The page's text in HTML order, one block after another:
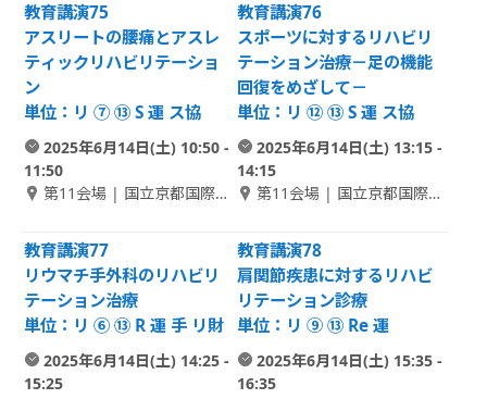
教育講演75
アスリートの腰痛とアスレ
ティックリハビリテーショ
ン
単位：リ ⑦ ⑬ S 運 ス協
2025年6月14日(土) 10:50 -
11:50
第11会場 | 国立京都国際会
教育講演76
スポーツに対するリハビリ
テーション治療－足の機能
回復をめざして－
単位：リ ⑫ ⑬ S 運 ス協
2025年6月14日(土) 13:15 -
14:15
第11会場 | 国立京都国際会
教育講演77
リウマチ手外科のリハビリ
テーション治療
単位：リ ⑥ ⑬ R 運 手 リ財
2025年6月14日(土) 14:25 -
15:25
教育講演78
肩関節疾患に対するリハビ
リテーション診療
単位：リ ⑨ ⑬ Re 運
2025年6月14日(土) 15:35 -
16:35